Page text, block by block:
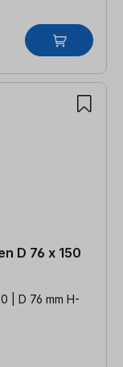
D 76 x 150
| D 76 mm H-